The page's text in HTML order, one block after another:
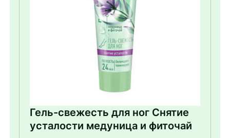
Гель-свежесть для ног Снятие
усталости медуница и фиточай